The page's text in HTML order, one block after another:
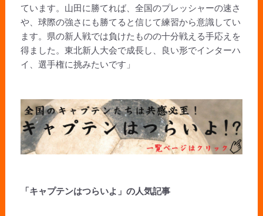
ています。山田に勝てれば、全国のプレッシャーの速さ
や、球際の強さにも勝てると信じて練習から意識してい
ます。県の新人戦では負けたものの十分戦える手応えを
得ました。東北新人大会で成長し、良い形でインターハ
イ、選手権に挑みたいです」
「キャプテンはつらいよ」の人気記事